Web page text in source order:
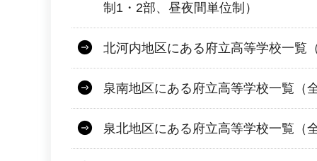
制1・2部、昼夜間単位制）
北河内地区にある府立高等学校一覧
泉南地区にある府立高等学校一覧（
泉北地区にある府立高等学校一覧（